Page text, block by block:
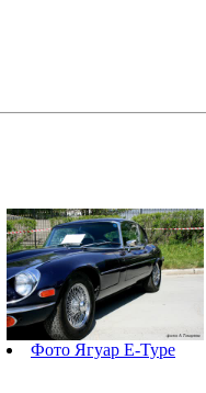
Фото Ягуар E-Type